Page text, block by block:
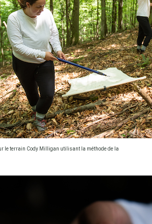
le terrain Cody Milligan utilisant la méthode de la